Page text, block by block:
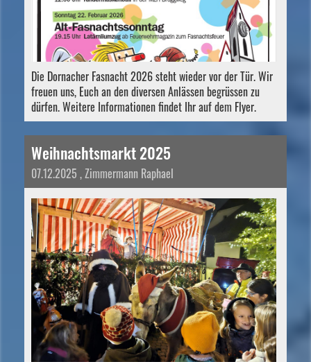
Die Dornacher Fasnacht 2026 steht wieder vor der Tür. Wir
freuen uns, Euch an den diversen Anlässen begrüssen zu
dürfen. Weitere Informationen findet Ihr auf dem Flyer.
Weihnachtsmarkt 2025
07.12.2025 , Zimmermann Raphael